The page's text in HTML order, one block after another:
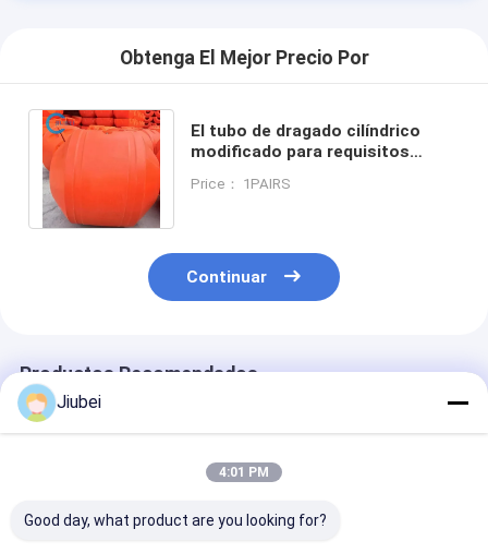
Obtenga El Mejor Precio Por
El tubo de dragado cilíndrico
modificado para requisitos
ULTRAVIOLETA
Price： 1PAIRS
Continuar
Productos Recomendados
Jiubei
4:01 PM
Good day, what product are you looking for?